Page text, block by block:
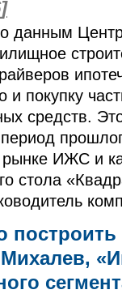
данным
и покупку
средств.
рынке ИЖС и
стола